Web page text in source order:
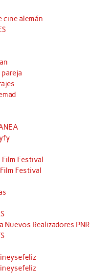
cine alemán
pareja
Film Festival
Festival
Nuevos Realizadores PNR